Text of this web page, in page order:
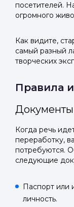
посетителей.
огромного
Как видите,
самый разный
творческих
Правила
Когда речь
переработку,
потребуются.
следующие
Паспорт или
личность.